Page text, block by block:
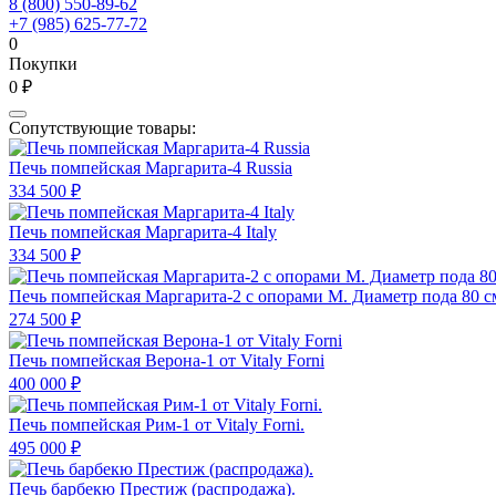
8 (800) 550-89-62
+7 (985) 625-77-72
0
Покупки
0 ₽
Сопутствующие товары:
Печь помпейская Маргарита-4 Russia
334 500 ₽
Печь помпейская Маргарита-4 Italy
334 500 ₽
Печь помпейская Маргарита-2 с опорами M. Диаметр пода 80
274 500 ₽
Печь помпейская Верона-1 от Vitaly Forni
400 000 ₽
Печь помпейская Рим-1 от Vitaly Forni.
495 000 ₽
Печь барбекю Престиж (распродажа).